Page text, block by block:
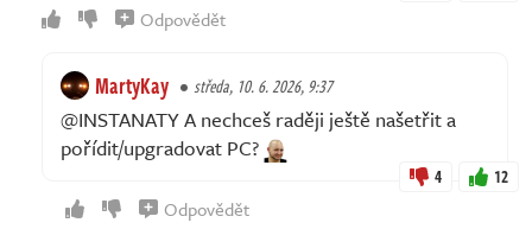
Odpovědět
MartyKay středa, 10. 6. 2026, 9:37
@INSTANATY A nechceš raději ještě našetřit a
pořídit/upgradovat PC?
4 12
Odpovědět